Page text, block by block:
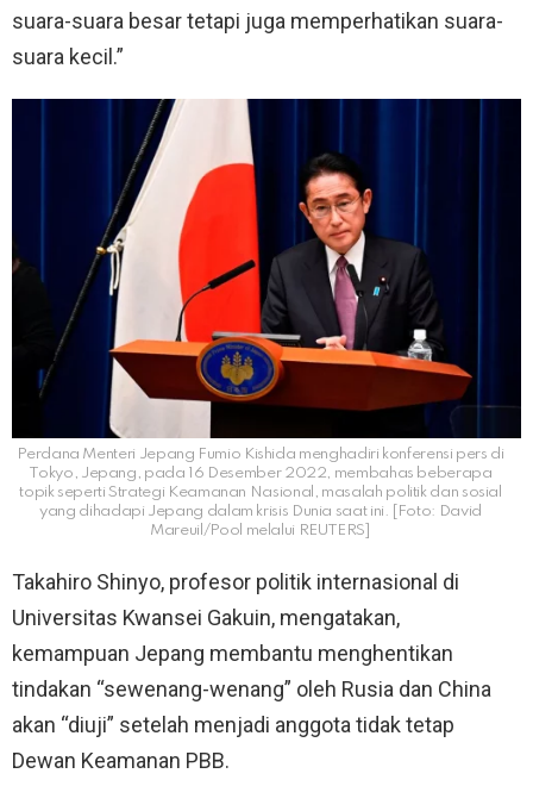
suara-suara besar tetapi juga memperhatikan suara-
suara kecil.”
Perdana Menteri Jepang Fumio Kishida menghadiri konferensi pers di
Tokyo, Jepang, pada 16 Desember 2022, membahas beberapa
topik seperti Strategi Keamanan Nasional, masalah politik dan sosial
yang dihadapi Jepang dalam krisis Dunia saat ini. [Foto: David
Mareuil/Pool melalui REUTERS]
Takahiro Shinyo, profesor politik internasional di
Universitas Kwansei Gakuin, mengatakan,
kemampuan Jepang membantu menghentikan
tindakan “sewenang-wenang” oleh Rusia dan China
akan “diuji” setelah menjadi anggota tidak tetap
Dewan Keamanan PBB.